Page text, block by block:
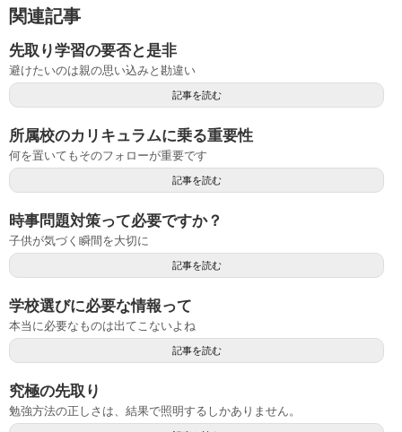
関連記事
先取り学習の要否と是非
避けたいのは親の思い込みと勘違い
記事を読む
所属校のカリキュラムに乗る重要性
何を置いてもそのフォローが重要です
記事を読む
時事問題対策って必要ですか？
子供が気づく瞬間を大切に
記事を読む
学校選びに必要な情報って
本当に必要なものは出てこないよね
記事を読む
究極の先取り
勉強方法の正しさは、結果で照明するしかありません。